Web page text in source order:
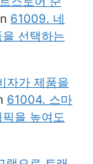
61009. 네
선택하는
자가 제품을
61004. 스마
을 높여도